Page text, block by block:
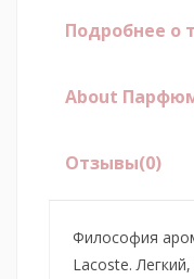
Подробнее о
About
Отзывы(0)
Философия
Lacoste.